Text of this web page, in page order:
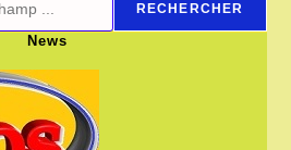
RECHERCHER
News